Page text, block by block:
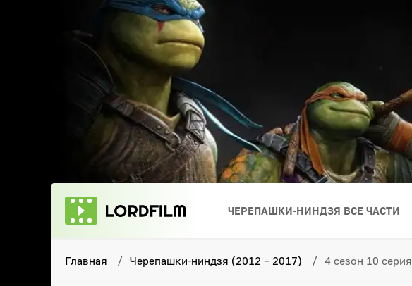
ЧЕРЕПАШКИ-НИНДЗЯ ВСЕ ЧАСТИ
Главная Черепашки-ниндзя (2012 – 2017) 4 сезон 10 серия